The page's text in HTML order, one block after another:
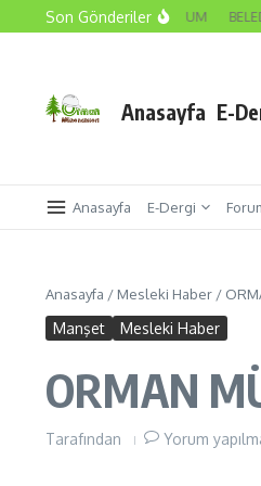
İçeriğe atlaSon Gönderiler
VE SEYREDEN DURUM BELEDİYE
Anasayfa E-
Anasayfa E-Dergi
Anasayfa / Mesleki Haber /
Manşet Mesleki Haber
ORMAN
Tarafından Yorum